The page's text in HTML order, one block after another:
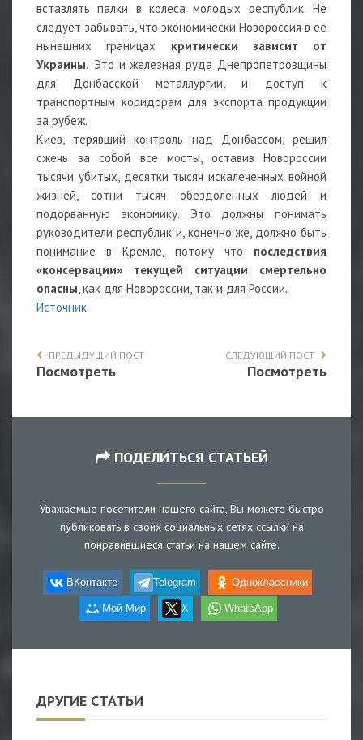
вставлять палки в колеса молодых республик. Не
следует забывать, что экономически Новороссия в ее
нынешних границах критически зависит от
Украины. Это и железная руда Днепропетровщины
для Донбасской металлургии, и доступ к
транспортным коридорам для экспорта продукции
за рубеж.
Киев, терявший контроль над Донбассом, решил
сжечь за собой все мосты, оставив Новороссии
тысячи убитых, десятки тысяч искалеченных войной
жизней, сотни тысяч обездоленных людей и
подорванную экономику. Это должны понимать
руководители республик и, конечно же, должно быть
понимание в Кремле, потому что последствия
«консервации» текущей ситуации смертельно
опасны, как для Новороссии, так и для России.
Источник
ПРЕДЫДУЩИЙ ПОСТ
Посмотреть
СЛЕДУЮЩИЙ ПОСТ
Посмотреть
ПОДЕЛИТЬСЯ СТАТЬЕЙ
Уважаемые посетители нашего сайта, Вы можете быстро
публиковать в своих социальных сетях ссылки на
понравившиеся статьи на нашем сайте.
ВКонтакте Telegram Одноклассники
Мой Мир X WhatsApp
ДРУГИЕ СТАТЬИ